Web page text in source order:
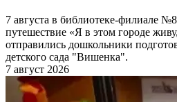
7 августа в библиотеке-филиале
путешествие «Я в этом городе
отправились дошкольники
детского сада "Вишенка".
7 август 2026